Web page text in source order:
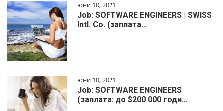
юни 10, 2021
Job: SOFTWARE ENGINEERS | SWISS
Intl. Co. (заплата…
юни 10, 2021
Job: SOFTWARE ENGINEERS
(заплата: до $200 000 годи…